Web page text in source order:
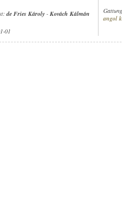
de Fries Károly - Kovách Kálmán
01
angol